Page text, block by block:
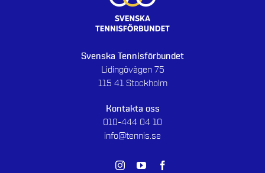
Svenska Tennisförbundet
Lidingövägen 75
115 41 Stockholm
Kontakta oss
010-444 04 10
info@tennis.se